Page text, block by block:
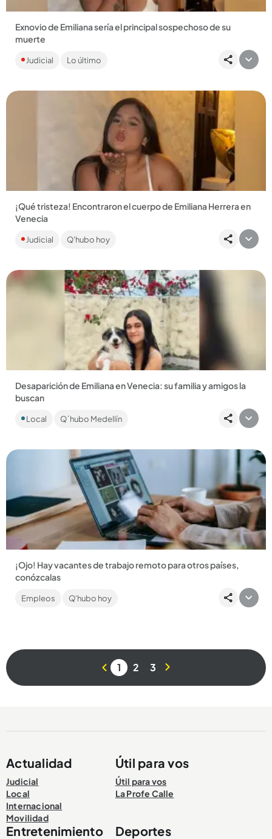
Exnovio de Emiliana sería el principal sospechoso de su
muerte
Le contamos lo que se conoce hasta ahora sobre la muerte
de la joven de 19 años....
Judicial Lo último
Compartir Noticia
¡Qué tristeza! Encontraron el cuerpo de Emiliana Herrera en
Venecia
Autoridades confirmaron que se trata de la joven de 19 años,
tras coincidencia de huellas dactilares....
Judicial Q'hubo hoy
Compartir Noticia
Desaparición de Emiliana en Venecia: su familia y amigos la
buscan
vecinos recorren el municipio para hallarla....
Local Q´hubo Medellín
Compartir Noticia
¡Ojo! Hay vacantes de trabajo remoto para otros países,
conózcalas
La modalidad de trabajo híbrido o remoto permite trabajar
incluso para empresas de otros países. En este artículo te
Empleos Q'hubo hoy
1 2 3
Actualidad
Judicial
Local
Internacional
Movilidad
Útil para vos
Útil para vos
La Profe Calle
Entretenimiento Deportes